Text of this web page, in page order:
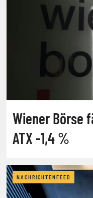
Wiener Börse
ATX -1,4 %
NACHRICHTENFEED